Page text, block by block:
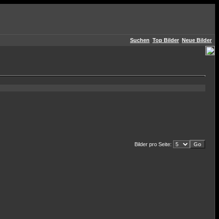
Suchen Top Bilder Neue Bilder
Bilder pro Seite: